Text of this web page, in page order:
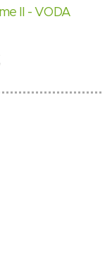
II - VODA